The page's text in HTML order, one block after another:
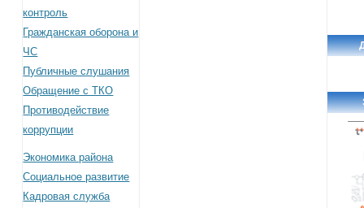
контроль
Гражданская оборона и
ЧС
Публичные слушания
Обращение с ТКО
Противодействие
коррупции
Экономика района
Социальное развитие
Кадровая служба